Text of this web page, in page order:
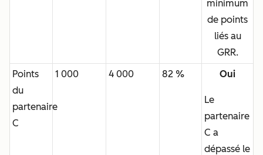
minimum
de points
liés au
GRR.
Points
du
partenaire
C
1 000 4 000 82 % Oui
Le
partenaire
C a
dépassé le